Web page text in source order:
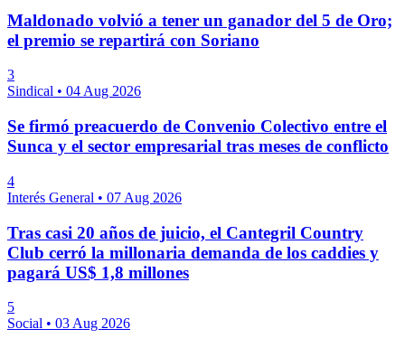
Maldonado volvió a tener un ganador del 5 de Oro;
el premio se repartirá con Soriano
3
Sindical • 04 Aug 2026
Se firmó preacuerdo de Convenio Colectivo entre el
Sunca y el sector empresarial tras meses de conflicto
4
Interés General • 07 Aug 2026
Tras casi 20 años de juicio, el Cantegril Country
Club cerró la millonaria demanda de los caddies y
pagará US$ 1,8 millones
5
Social • 03 Aug 2026